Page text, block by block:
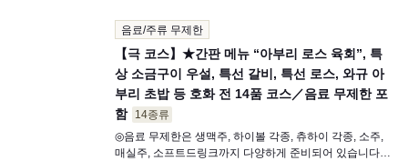
음료/주류 무제한
【극 코스】★간판 메뉴 “아부리 로스 육회”, 특
상 소금구이 우설, 특선 갈비, 특선 로스, 와규 아
부리 초밥 등 호화 전 14품 코스／음료 무제한 포
함
14종류
◎음료 무제한은 생맥주, 하이볼 각종, 츄하이 각종, 소주,
매실주, 소프트드링크까지 다양하게 준비되어 있습니다☆